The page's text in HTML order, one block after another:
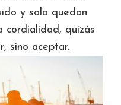
y solo quedan
cordialidad, quizás
sino aceptar.